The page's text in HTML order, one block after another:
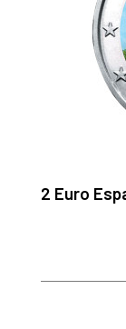
2 Euro